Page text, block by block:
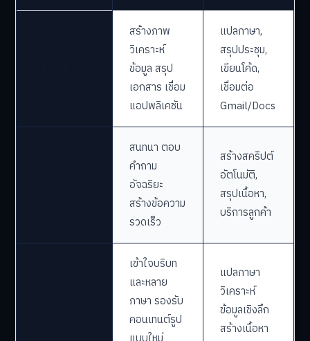
สร้างภาพ
วิเคราะห์
ข้อมูล สรุป
เอกสาร เชื่อม
แอปพลิเคชัน
แปลภาษา,
สรุปประชุม,
เขียนโค้ด,
เชื่อมต่อ
Gmail/Docs
สนทนา ตอบ
คำถาม
อัจฉริยะ
สร้างข้อความ
รวดเร็ว
สร้างสคริปต์
อัตโนมัติ,
สรุปเนื้อหา,
บริการลูกค้า
เข้าใจบริบท
และหลาย
ภาษา รองรับ
คอนเทนต์รูป
แปลภาษา
วิเคราะห์
ข้อมูลเชิงลึก
สร้างเนื้อหา